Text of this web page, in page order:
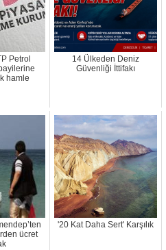
Petrol
hamle
14 Ülkeden Deniz
Güvenliği İttifakı
ücret
'20 Kat Daha Sert' Karşılık